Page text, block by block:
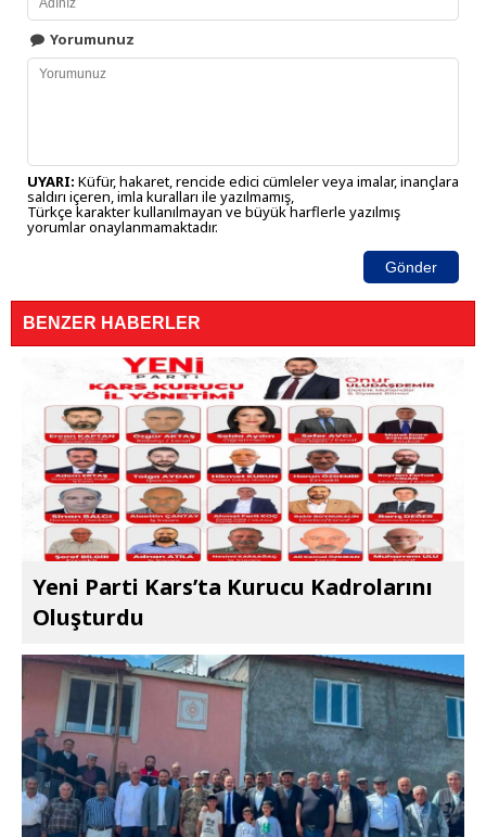
Yorumunuz
UYARI: Küfür, hakaret, rencide edici cümleler veya imalar, inançlara
saldırı içeren, imla kuralları ile yazılmamış,
Türkçe karakter kullanılmayan ve büyük harflerle yazılmış
yorumlar onaylanmamaktadır.
Gönder
BENZER HABERLER
Yeni Parti Kars’ta Kurucu Kadrolarını
Oluşturdu